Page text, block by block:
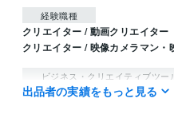
経験職種
クリエイター / 動画クリエイター
クリエイター / 映像カメラマン・
ビジネス・クリエイティブツー
Final Cut Pro:15年Adobe
出品者の実績をもっと見る